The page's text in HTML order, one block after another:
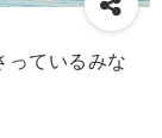
ているみな